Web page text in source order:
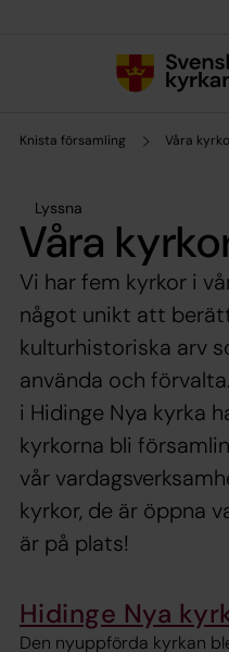
Knista församling Våra
Lyssna
Våra
Vi har fem kyrkor i
något unikt att
kulturhistoriska arv
använda och
i Hidinge Nya kyrka
kyrkorna bli
vår
kyrkor, de är öppna
är på plats!
Hidinge Nya
Den nyuppförda kyrkan